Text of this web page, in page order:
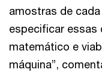
amostras de
especificar essas
matemático e
máquina”,